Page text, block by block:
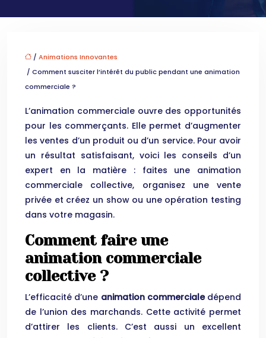
/ Animations Innovantes
/ Comment susciter l’intérêt du public pendant une animation
commerciale ?
L’animation commerciale ouvre des opportunités
pour les commerçants. Elle permet d’augmenter
les ventes d’un produit ou d’un service. Pour avoir
un résultat satisfaisant, voici les conseils d’un
expert en la matière : faites une animation
commerciale collective, organisez une vente
privée et créez un show ou une opération testing
dans votre magasin.
Comment faire une
animation commerciale
collective ?
L’efficacité d’une animation commercialedépend
de l’union des marchands. Cette activité permet
d’attirer les clients. C’est aussi un excellent